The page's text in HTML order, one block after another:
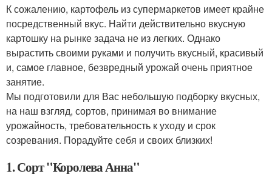
К сожалению, картофель из супермаркетов имеет крайне
посредственный вкус. Найти действительно вкусную
картошку на рынке задача не из легких. Однако
вырастить своими руками и получить вкусный, красивый
и, самое главное, безвредный урожай очень приятное
занятие.
Мы подготовили для Вас небольшую подборку вкусных,
на наш взгляд, сортов, принимая во внимание
урожайность, требовательность к уходу и срок
созревания. Порадуйте себя и своих близких!
1. Сорт "Королева Анна"